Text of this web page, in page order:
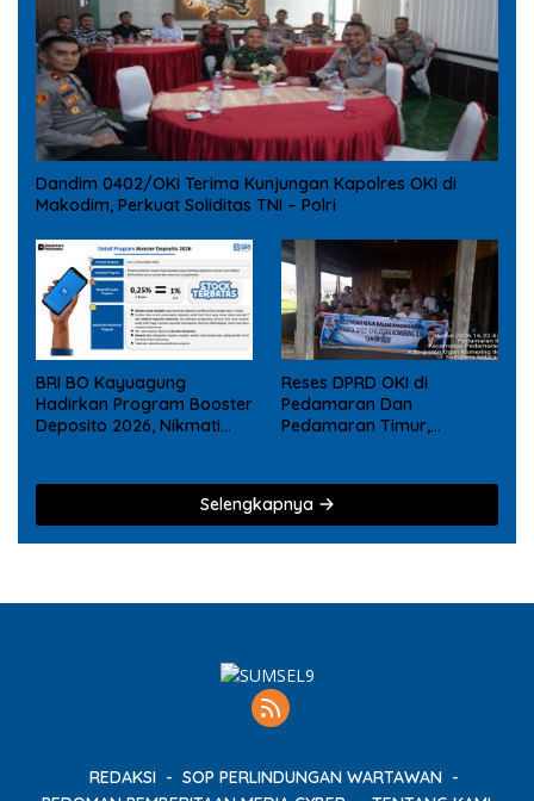
Dandim 0402/OKI Terima Kunjungan Kapolres OKI di
Makodim, Perkuat Soliditas TNI – Polri
BRI BO Kayuagung
Hadirkan Program Booster
Deposito 2026, Nikmati
Reses DPRD OKI di
Pedamaran Dan
Pedamaran Timur,
Masyarakat
Selengkapnya
REDAKSI
SOP PERLINDUNGAN WARTAWAN